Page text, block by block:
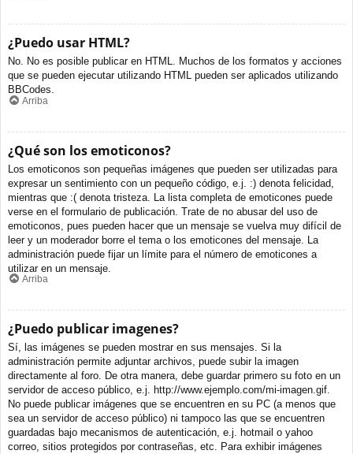
¿Puedo usar HTML?
No. No es posible publicar en HTML. Muchos de los formatos y acciones
que se pueden ejecutar utilizando HTML pueden ser aplicados utilizando
BBCodes.
Arriba
¿Qué son los emoticonos?
Los emoticonos son pequeñas imágenes que pueden ser utilizadas para
expresar un sentimiento con un pequeño código, e.j. :) denota felicidad,
mientras que :( denota tristeza. La lista completa de emoticones puede
verse en el formulario de publicación. Trate de no abusar del uso de
emoticonos, pues pueden hacer que un mensaje se vuelva muy difícil de
leer y un moderador borre el tema o los emoticones del mensaje. La
administración puede fijar un límite para el número de emoticones a
utilizar en un mensaje.
Arriba
¿Puedo publicar imagenes?
Sí, las imágenes se pueden mostrar en sus mensajes. Si la
administración permite adjuntar archivos, puede subir la imagen
directamente al foro. De otra manera, debe guardar primero su foto en un
servidor de acceso público, e.j. http://www.ejemplo.com/mi-imagen.gif.
No puede publicar imágenes que se encuentren en su PC (a menos que
sea un servidor de acceso público) ni tampoco las que se encuentren
guardadas bajo mecanismos de autenticación, e.j. hotmail o yahoo
correo, sitios protegidos por contraseñas, etc. Para exhibir imágenes